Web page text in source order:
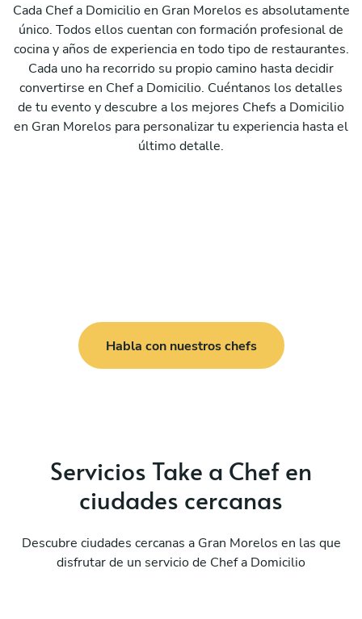
Cada Chef a Domicilio en Gran Morelos es absolutamente
único. Todos ellos cuentan con formación profesional de
cocina y años de experiencia en todo tipo de restaurantes.
Cada uno ha recorrido su propio camino hasta decidir
convertirse en Chef a Domicilio. Cuéntanos los detalles
de tu evento y descubre a los mejores Chefs a Domicilio
en Gran Morelos para personalizar tu experiencia hasta el
último detalle.
Habla con nuestros chefs
Servicios Take a Chef en
ciudades cercanas
Descubre ciudades cercanas a Gran Morelos en las que
disfrutar de un servicio de Chef a Domicilio